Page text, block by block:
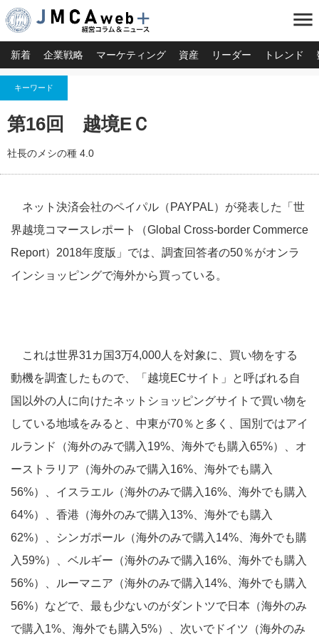
menu
新着 企業戦略 マーケティング 資産 リーダー トレンド
キーワード
第16回 越境EＣ
社長のメシの種 4.0
ネット決済会社のペイパル（PAYPAL）が発表した「世
界越境コマースレポート（Global Cross-border Commerce
Report）2018年度版」では、調査回答者の50％がオンラ
インショッピングで海外から買っている。
これは世界31カ国3万4,000人を対象に、買い物をする
動機を調査したもので、「越境ECサイト」と呼ばれる自
国以外の人に向けたネットショッピングサイトで買い物を
している地域をみると、中東が70％と多く、国別ではアイ
ルランド（海外のみで購入19%、海外でも購入65%）、オ
ーストラリア（海外のみで購入16%、海外でも購入
56%）、イスラエル（海外のみで購入16%、海外でも購入
64%）、香港（海外のみで購入13%、海外でも購入
62%）、シンガポール（海外のみで購入14%、海外でも購
入59%）、ベルギー（海外のみで購入16%、海外でも購入
56%）、ルーマニア（海外のみで購入14%、海外でも購入
56%）などで、最も少ないのがダントツで日本（海外のみ
で購入1%、海外でも購入5%）、次いでドイツ（海外のみ